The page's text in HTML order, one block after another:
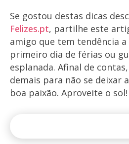
Se gostou destas dicas
Felizes.pt, partilhe este
amigo que tem tendência
primeiro dia de férias ou
esplanada. Afinal de
demais para não se deixar
boa paixão. Aproveite o sol!